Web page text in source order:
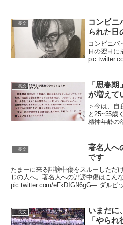
長文
コンビニ
られた日
コンビニバ
日の翌日に
長文
「思春
が増えて
＞今は、自
と25~35歳
精神年齢の
長文
著名人へ
です
たまーに来る誹謗中傷をスルーしただ
じの人へ。著名人への誹謗中傷はこん
pic.twitter.com/eFkDIGN6gG— ダルビ
長文
いまだに
「やら